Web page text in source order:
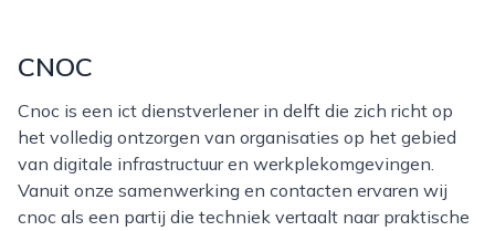
CNOC
Cnoc is een ict dienstverlener in delft die zich richt op
het volledig ontzorgen van organisaties op het gebied
van digitale infrastructuur en werkplekomgevingen.
Vanuit onze samenwerking en contacten ervaren wij
cnoc als een partij die techniek vertaalt naar praktische